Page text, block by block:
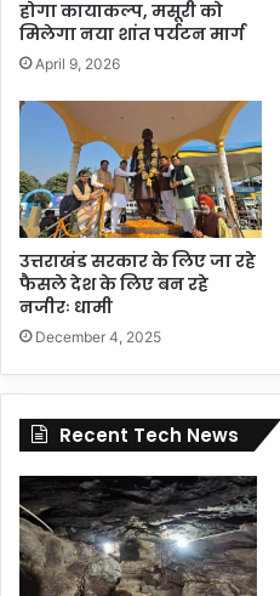
होगा कायाकल्प, मसूरी को
मिलेगा नया शांत पर्यटन मार्ग
April 9, 2026
उत्तराखंड सरकार के लिए जा रहे
फैसले देश के लिए बन रहे
नजीरः धामी
December 4, 2025
Recent Tech News